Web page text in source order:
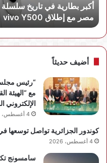
المنافسة
في
مصر
مع
إطلاق
vivo
مصر مع إطلاق vivo Y500
أضيف حديثاً
“رئيس مجلس
مع “الهيئة
الإلكتروني
4 أغسطس، 2026
كوندور الجزائرية تواصل توسعها
4 أغسطس، 2026
سامسونج